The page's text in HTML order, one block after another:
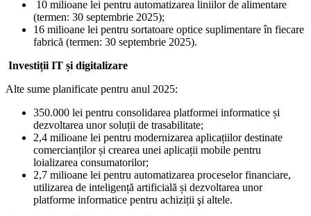
10 milioane lei pentru automatizarea liniilor de alimentare
(termen: 30 septembrie 2025);
16 milioane lei pentru sortatoare optice suplimentare în fiecare
fabrică (termen: 30 septembrie 2025).
Investiții IT și digitalizare
Alte sume planificate pentru anul 2025:
350.000 lei pentru consolidarea platformei informatice și
dezvoltarea unor soluții de trasabilitate;
2,4 milioane lei pentru modernizarea aplicațiilor destinate
comercianților și crearea unei aplicații mobile pentru
loializarea consumatorilor;
2,7 milioane lei pentru automatizarea proceselor financiare,
utilizarea de inteligență artificială și dezvoltarea unor
platforme informatice pentru achiziții şi altele.